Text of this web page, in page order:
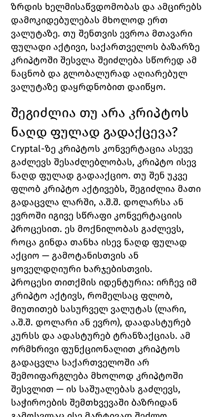
ზრდის ხელმისაწვდომობას და ამცირებს
დამოკიდებულებას მხოლოდ ერთ
ვალუტაზე. თუ შენთვის ევროა მთავარი
ფულადი აქტივი, საქართველოს ბაზარზე
კრიპტოში შესვლა შეიძლება სწორედ ამ
ნაცნობ და გლობალურად აღიარებულ
ვალუტაზე დაყრდნობით დაიწყო.
შეგიძლია თუ არა კრიპტოს
ნაღდ ფულად გადაქცევა?
Cryptal-ზე კრიპტოს კონვერტაცია ასევე
გაძლევს შესაძლებლობას, კრიპტო ისევ
ნაღდ ფულად გადააქციო. თუ შენ უკვე
ფლობ კრიპტო აქტივებს, შეგიძლია მათი
გადაცვლა ლარში, ა.შ.შ. დოლარსა ან
ევროში იგივე სწრაფი კონვერტაციის
პროცესით. ეს მოქნილობას გაძლევს,
როცა გინდა თანხა ისევ ნაღდ ფულად
აქციო — გამოტანისთვის ან
ყოველდღიური ხარჯებისთვის.
პროცესი თითქმის იდენტურია: ირჩევ იმ
კრიპტო აქტივს, რომელსაც ფლობ,
მიუთითებ სასურველ ვალუტას (ლარი,
ა.შ.შ. დოლარი ან ევრო), დაადასტურებ
კურსს და ადასტურებ ტრანზაქციას. ამ
ორმხრივი ფუნქციონალით კრიპტოს
გადაცვლა საქართველოში არ
შემოიფარგლება მხოლოდ კრიპტოში
შესვლით — ის საშუალებას გაძლევს,
საჭიროების შემთხვევაში ბაზრიდან